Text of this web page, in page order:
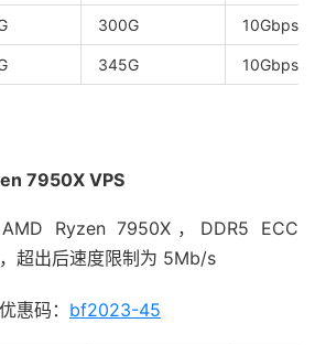
300G 10Gbps/
345G 10Gbps/
7950X VPS
Ryzen 7950X，DDR5 ECC
超出后速度限制为 5Mb/s
惠码： bf2023-45